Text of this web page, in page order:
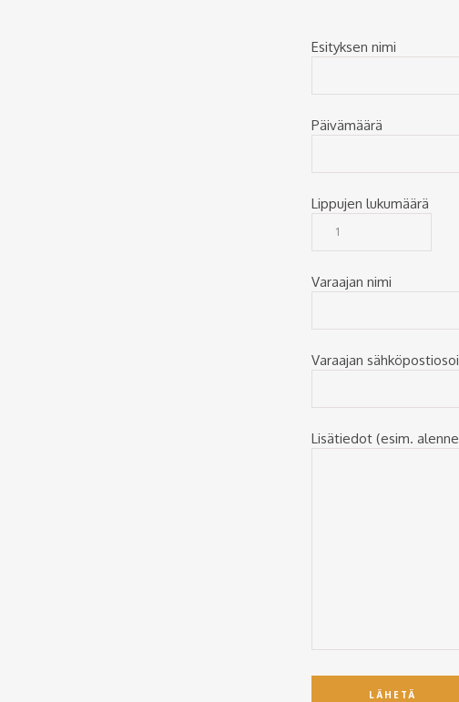
Esityksen nimi
Päivämäärä
Lippujen lukumäärä
Varaajan nimi
Varaajan
Lisätiedot (esim.